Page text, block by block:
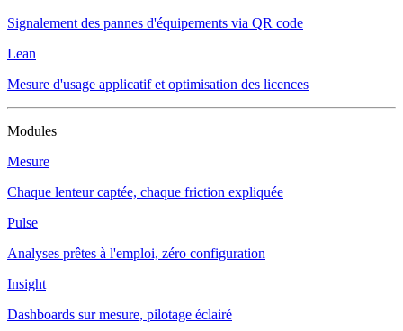
Signalement des pannes d'équipements via QR code
Lean
Mesure d'usage applicatif et optimisation des licences
Modules
Mesure
Chaque lenteur captée, chaque friction expliquée
Pulse
Analyses prêtes à l'emploi, zéro configuration
Insight
Dashboards sur mesure, pilotage éclairé